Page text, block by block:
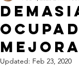
Updated: Feb 23, 2020